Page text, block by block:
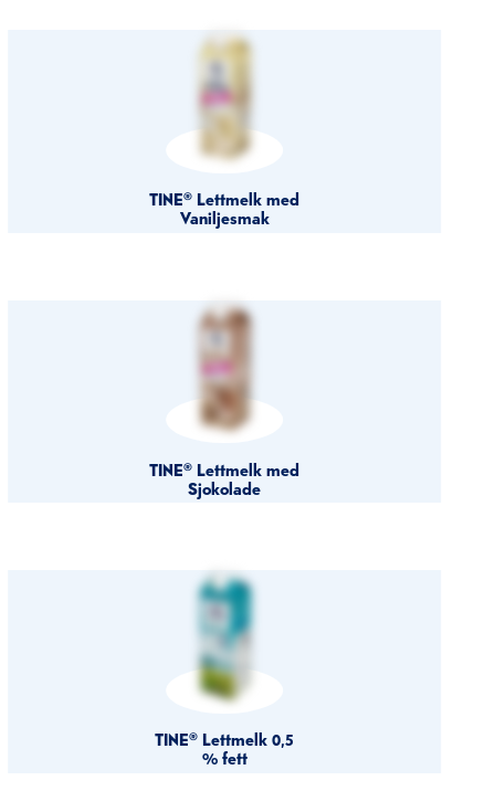
TINE® Lettmelk med
Vaniljesmak
TINE® Lettmelk med
Sjokolade
TINE® Lettmelk 0,5
% fett